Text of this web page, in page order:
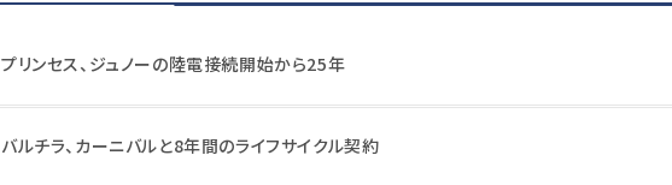
プリンセス、ジュノーの陸電接続開始から25年
バルチラ、カーニバルと8年間のライフサイクル契約